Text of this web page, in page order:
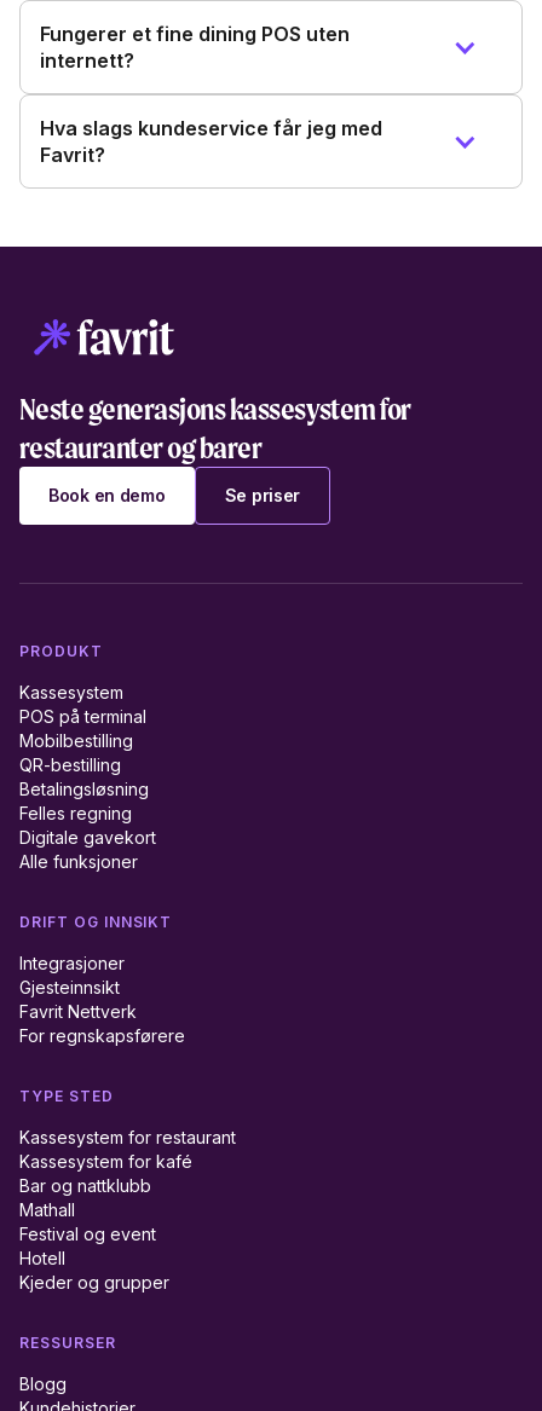
Fungerer et fine dining POS uten
internett?
Hva slags kundeservice får jeg med
Favrit?
Neste generasjons kassesystem for
restauranter og barer
Book en demo Se priser
PRODUKT
Kassesystem
POS på terminal
Mobilbestilling
QR-bestilling
Betalingsløsning
Felles regning
Digitale gavekort
Alle funksjoner
DRIFT OG INNSIKT
Integrasjoner
Gjesteinnsikt
Favrit Nettverk
For regnskapsførere
TYPE STED
Kassesystem for restaurant
Kassesystem for kafé
Bar og nattklubb
Mathall
Festival og event
Hotell
Kjeder og grupper
RESSURSER
Blogg